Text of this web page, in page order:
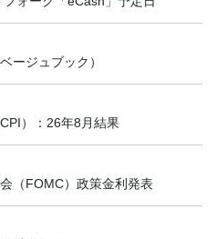
ージュブック）
）：26年8月結果
（FOMC）政策金利発表